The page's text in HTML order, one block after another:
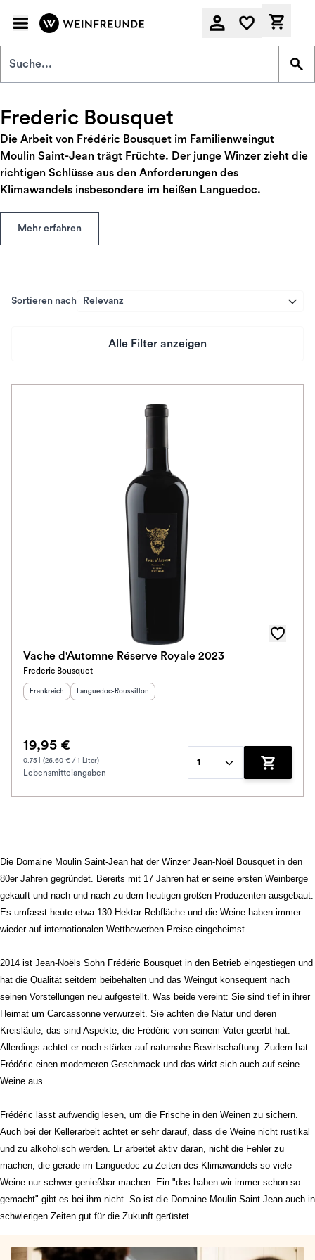
Frederic Bousquet
Die Arbeit von Frédéric Bousquet im Familienweingut
Moulin Saint-Jean trägt Früchte. Der junge Winzer zieht die
richtigen Schlüsse aus den Anforderungen des
Klimawandels insbesondere im heißen Languedoc.
Mehr erfahren
Sortieren nach Relevanz
Alle Filter anzeigen
Vache d'Automne Réserve Royale 2023
Frederic Bousquet
Herkunftsland
Frankreich Herkunftsregion:
Languedoc-Roussillon
19,95 €
0.75 l (26.60 € / 1 Liter)
Lebensmittelangaben
1
Zum
Die Domaine Moulin Saint-Jean hat der Winzer Jean-Noël Bousquet in den
80er Jahren gegründet. Bereits mit 17 Jahren hat er seine ersten Weinberge
gekauft und nach und nach zu dem heutigen großen Produzenten ausgebaut.
Es umfasst heute etwa 130 Hektar Rebfläche und die Weine haben immer
wieder auf internationalen Wettbewerben Preise eingeheimst.
2014 ist Jean-Noëls Sohn Frédéric Bousquet in den Betrieb eingestiegen und
hat die Qualität seitdem beibehalten und das Weingut konsequent nach
seinen Vorstellungen neu aufgestellt. Was beide vereint: Sie sind tief in ihrer
Heimat um Carcassonne verwurzelt. Sie achten die Natur und deren
Kreisläufe, das sind Aspekte, die Frédéric von seinem Vater geerbt hat.
Allerdings achtet er noch stärker auf naturnahe Bewirtschaftung. Zudem hat
Frédéric einen moderneren Geschmack und das wirkt sich auch auf seine
Weine aus.
Frédéric lässt aufwendig lesen, um die Frische in den Weinen zu sichern.
Auch bei der Kellerarbeit achtet er sehr darauf, dass die Weine nicht rustikal
und zu alkoholisch werden. Er arbeitet aktiv daran, nicht die Fehler zu
machen, die gerade im Languedoc zu Zeiten des Klimawandels so viele
Weine nur schwer genießbar machen. Ein "das haben wir immer schon so
gemacht" gibt es bei ihm nicht. So ist die Domaine Moulin Saint-Jean auch in
schwierigen Zeiten gut für die Zukunft gerüstet.